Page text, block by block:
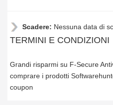
Scadere: Nessuna data di
TERMINI E CONDIZIONI
Grandi risparmi su F-Secure
comprare i prodotti
coupon